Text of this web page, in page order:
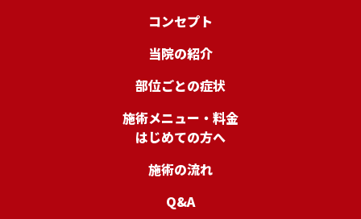
コンセプト
当院の紹介
部位ごとの症状
施術メニュー・料金
はじめての方へ
施術の流れ
Q&A